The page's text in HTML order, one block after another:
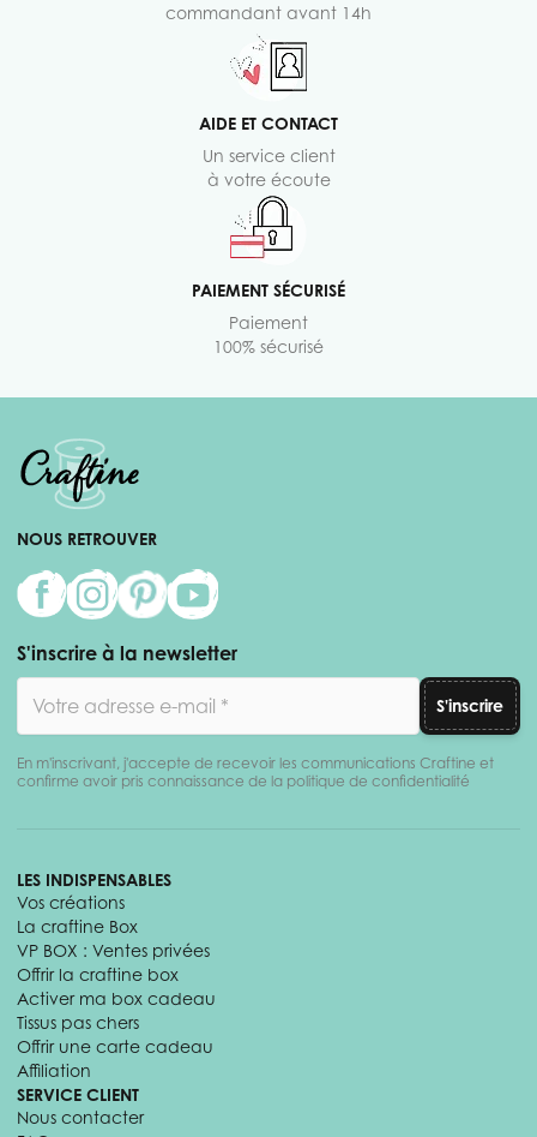
commandant avant 14h
AIDE ET CONTACT
Un service client
à votre écoute
PAIEMENT SÉCURISÉ
Paiement
100% sécurisé
NOUS RETROUVER
S'inscrire à la newsletter
S'inscrire
En m'inscrivant, j'accepte de recevoir les communications Craftine et
confirme avoir pris connaissance de la politique de confidentialité
LES INDISPENSABLES
Vos créations
La craftine Box
VP BOX : Ventes privées
Offrir la craftine box
Activer ma box cadeau
Tissus pas chers
Offrir une carte cadeau
Affiliation
SERVICE CLIENT
Nous contacter